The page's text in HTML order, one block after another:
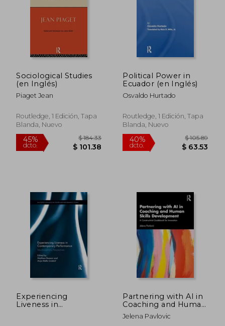
40%
dcto.
40%
dcto.
Sociological Studies
(en Inglés)
Piaget Jean
Routledge, 1 Edición, Tapa
Blanda, Nuevo
Political Power in
Ecuador (en Inglés)
Osvaldo Hurtado
Routledge, 1 Edición, Tapa
Blanda, Nuevo
Experiencing
Liveness in
Partnering with AI in
Coaching and Human
Skills Development.
A Constructivist
Jelena Pavlovic